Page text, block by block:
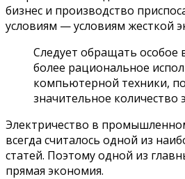
бизнес и производство
условиям — условиям жесткой
Следует обращать особое
более рациональное
компьютерной техники,
значительное количество
Электричество в
всегда считалось одной из
статей. Поэтому одной из
прямая экономия.